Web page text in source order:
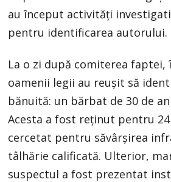
au început activități
pentru identificarea autorului.
La o zi după comiterea faptei,
oamenii legii au reușit să
bănuită: un bărbat de 30 de
Acesta a fost reținut pentru
cercetat pentru săvârșirea
tâlhărie calificată. Ulterior,
suspectul a fost prezentat